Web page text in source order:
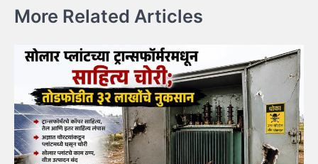
More Related Articles